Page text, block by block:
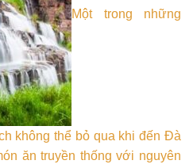
Một trong những
không thể bỏ qua khi đến Đà
ăn truyền thống với nguyên